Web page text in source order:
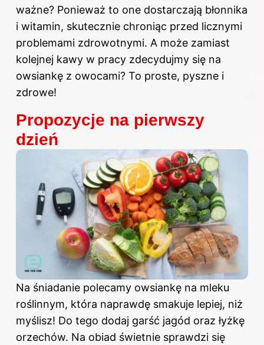
ważne? Ponieważ to one dostarczają błonnika
i witamin, skutecznie chroniąc przed licznymi
problemami zdrowotnymi. A może zamiast
kolejnej kawy w pracy zdecydujmy się na
owsiankę z owocami? To proste, pyszne i
zdrowe!
Propozycje na pierwszy
dzień
Na śniadanie polecamy owsiankę na mleku
roślinnym, która naprawdę smakuje lepiej, niż
myślisz! Do tego dodaj garść jagód oraz łyżkę
orzechów. Na obiad świetnie sprawdzi się